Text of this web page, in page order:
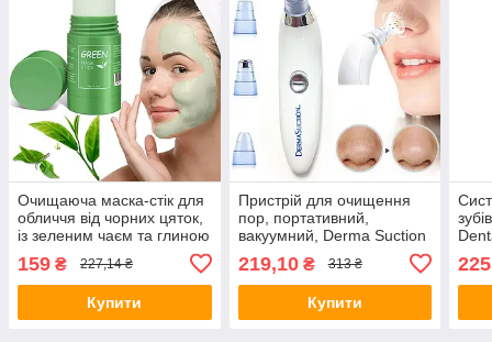
Очищаюча маска-стік для
обличчя від чорних цяток,
із зеленим чаєм та глиною
чищення шкіри
159 ₴ 227,14 ₴
Купити
Пристрій для очищення
пор, портативний,
вакуумний, Derma Suction
/ Косметичний очищувач
чорних цяток
219,10₴ 313 ₴
Купити
для
225